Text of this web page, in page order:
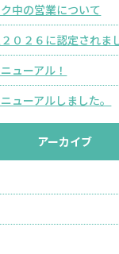
中の営業について
０２６に認定されま
ューアル！
ューアルしました。
アーカイブ